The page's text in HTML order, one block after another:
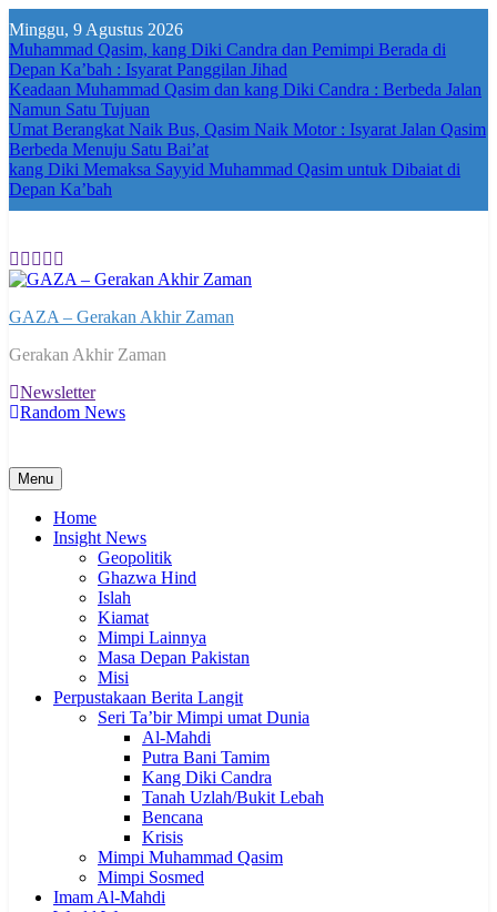
to
content
Minggu, 9 Agustus 2026
Muhammad Qasim, kang Diki Candra dan Pemimpi Berada di
Depan Ka’bah : Isyarat Panggilan Jihad
Keadaan Muhammad Qasim dan kang Diki Candra : Berbeda Jalan
Namun Satu Tujuan
Umat Berangkat Naik Bus, Qasim Naik Motor : Isyarat Jalan Qasim
Berbeda Menuju Satu Bai’at
kang Diki Memaksa Sayyid Muhammad Qasim untuk Dibaiat di
Depan Ka’bah
GAZA – Gerakan Akhir Zaman
Gerakan Akhir Zaman
Newsletter
Random News
Menu
Home
Insight News
Geopolitik
Ghazwa Hind
Islah
Kiamat
Mimpi Lainnya
Masa Depan Pakistan
Misi
Perpustakaan Berita Langit
Seri Ta’bir Mimpi umat Dunia
Al-Mahdi
Putra Bani Tamim
Kang Diki Candra
Tanah Uzlah/Bukit Lebah
Bencana
Krisis
Mimpi Muhammad Qasim
Mimpi Sosmed
Imam Al-Mahdi